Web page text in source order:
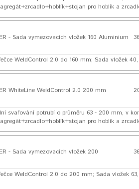
pro hoblík a
- Sada vymezovacích vložek 160 Aluminium
WeldControl 2.0 do 160 mm; Sada vložek 40,
WhiteLine WeldControl 2.0 200 mm
svařování potrubí o průměru 63 - 200 mm, v
pro hoblík a
- Sada vymezovacích vložek 200
WeldControl 2.0 do 200 mm; Sada vložek 63,